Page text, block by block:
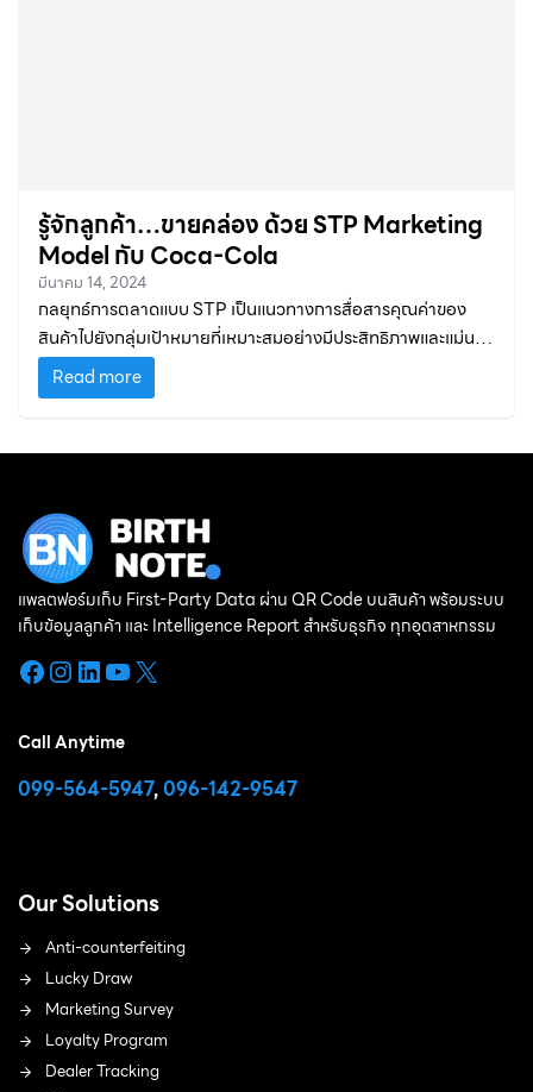
รู้จักลูกค้า…ขายคล่อง ด้วย STP Marketing
Model กับ Coca-Cola
มีนาคม 14, 2024
กลยุทธ์การตลาดแบบ STP เป็นแนวทางการสื่อสารคุณค่าของ
สินค้าไปยังกลุ่มเป้าหมายที่เหมาะสมอย่างมีประสิทธิภาพและแม่นยำ
มุ่งเน้นการเลือกกลุ่มลูกค้าเป้าหมายที่มีคุณค่าที่สุดสำหรับธุรกิจ
Read more
แพลตฟอร์มเก็บ First-Party Data ผ่าน QR Code บนสินค้า พร้อมระบบ
เก็บข้อมูลลูกค้า และ Intelligence Report สำหรับธุรกิจ ทุกอุตสาหกรรม
Facebook
Instagram
LinkedIn
YouTube
X
Call Anytime
099-564-5947,096-142-9547
Our Solutions
Anti-counterfeiting
Lucky Draw
Marketing Survey
Loyalty Program
Dealer Tracking